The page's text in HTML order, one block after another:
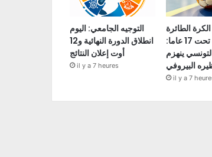
التوجيه الجامعي: اليوم
انطلاق الدورة النهائية و12
أوت إعلان النتائج
il y a 7 heures
الطائرة
فتيات تحت 17 عاما:
ينهزم
البيروفي
il y a 7